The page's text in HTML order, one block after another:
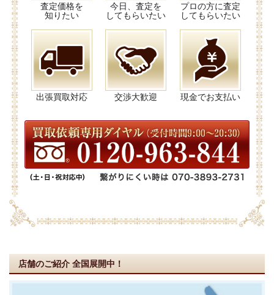
査定価格を
知りたい
今日、査定を
してもらいたい
プロの方に査定
してもらいたい
出張買取対応 交渉大歓迎 現金でお支払い
店舗のご紹介 全国展開中！